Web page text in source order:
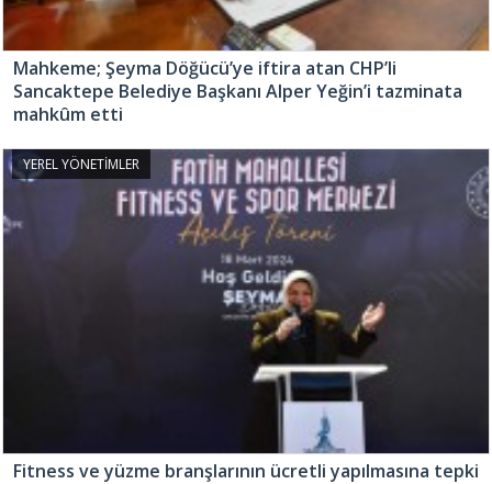
Mahkeme; Şeyma Döğücü’ye iftira atan CHP’li
Sancaktepe Belediye Başkanı Alper Yeğin’i tazminata
mahkûm etti
YEREL YÖNETİMLER
Fitness ve yüzme branşlarının ücretli yapılmasına tepki